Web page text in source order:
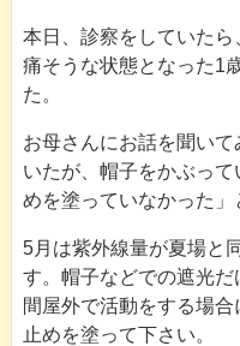
本日、診察をしていたら
痛そうな状態となった1
た。
お母さんにお話を聞い
いたが、帽子をかぶっ
めを塗っていなかった」
5月は紫外線量が夏場と
す。帽子などでの遮光
間屋外で活動をする場
止めを塗って下さい。